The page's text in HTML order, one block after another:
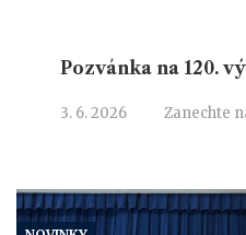
Pozvánka na 120.
3. 6. 2026 Zanechte